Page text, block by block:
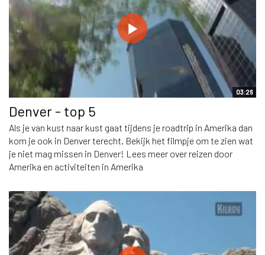
03:26
Denver - top 5
Als je van kust naar kust gaat tijdens je roadtrip in Amerika dan
kom je ook in Denver terecht. Bekijk het filmpje om te zien wat
je niet mag missen in Denver! Lees meer over reizen door
Amerika en activiteiten in Amerika